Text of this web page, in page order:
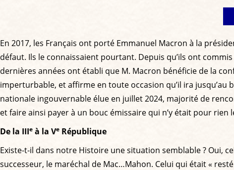
En 2017, les Français ont porté Emmanuel Macron à la
défaut. Ils le connaissaient pourtant. Depuis qu’ils ont
dernières années ont établi que M. Macron bénéficie de la
imperturbable, et affirme en toute occasion qu’il ira
nationale ingouvernable élue en juillet 2024, majorité de
et faire ainsi payer à un bouc émissaire qui n’y était pour rien
De la IIIe à la Ve République
Existe-t-il dans notre Histoire une situation semblable ? Oui,
successeur, le maréchal de Mac…Mahon. Celui qui était «